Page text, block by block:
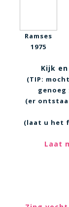
Ramses
1975
Kijk
(TIP:
(er
(laat u het
Laat